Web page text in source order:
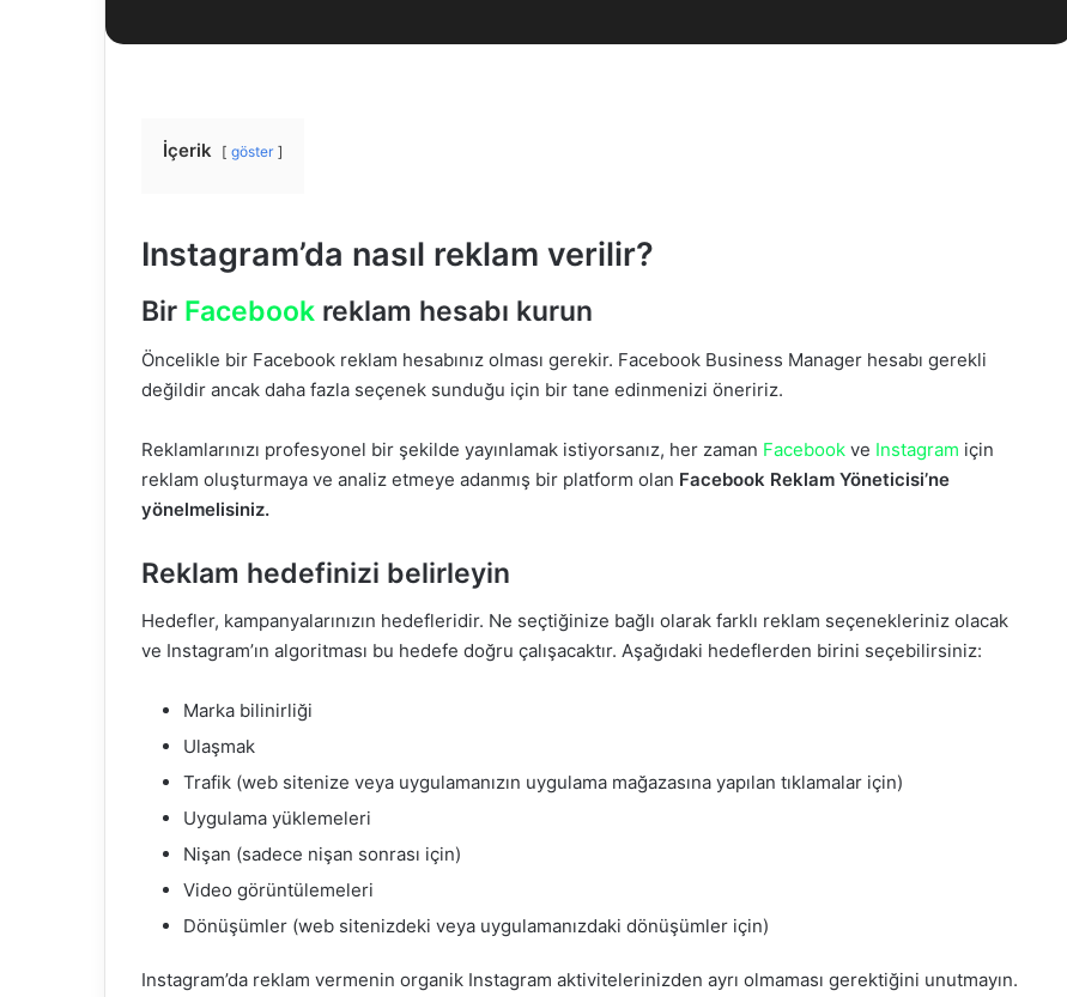
İçerik göster
Instagram’da nasıl reklam verilir?
Bir Facebook reklam hesabı kurun
Öncelikle bir Facebook reklam hesabınız olması gerekir. Facebook Business Manager hesabı gerekli
değildir ancak daha fazla seçenek sunduğu için bir tane edinmenizi öneririz.
Reklamlarınızı profesyonel bir şekilde yayınlamak istiyorsanız, her zaman Facebook ve Instagram için
reklam oluşturmaya ve analiz etmeye adanmış bir platform olan Facebook Reklam Yöneticisi’ne
yönelmelisiniz.
Reklam hedefinizi belirleyin
Hedefler, kampanyalarınızın hedefleridir. Ne seçtiğinize bağlı olarak farklı reklam seçenekleriniz olacak
ve Instagram’ın algoritması bu hedefe doğru çalışacaktır. Aşağıdaki hedeflerden birini seçebilirsiniz:
Marka bilinirliği
Ulaşmak
Trafik (web sitenize veya uygulamanızın uygulama mağazasına yapılan tıklamalar için)
Uygulama yüklemeleri
Nişan (sadece nişan sonrası için)
Video görüntülemeleri
Dönüşümler (web sitenizdeki veya uygulamanızdaki dönüşümler için)
Instagram’da reklam vermenin organik Instagram aktivitelerinizden ayrı olmaması gerektiğini unutmayın.